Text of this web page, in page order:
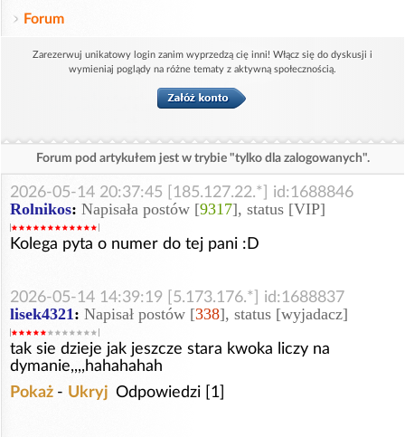
Forum
Zarezerwuj unikatowy login zanim wyprzedzą cię inni! Włącz się do dyskusji i
wymieniaj poglądy na różne tematy z aktywną społecznością.
Forum pod artykułem jest w trybie "tylko dla zalogowanych".
2026-05-14 20:37:45 [185.127.22.*] id:1688846
Rolnikos: Napisała postów [9317], status [VIP]
Kolega pyta o numer do tej pani :D
2026-05-14 14:39:19 [5.173.176.*] id:1688837
lisek4321: Napisał postów [338], status [wyjadacz]
tak sie dzieje jak jeszcze stara kwoka liczy na
dymanie,,,,hahahahah
Pokaż - Ukryj Odpowiedzi [1]